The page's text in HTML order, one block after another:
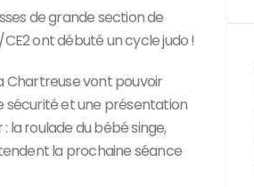
de grande section de
ont débuté un cycle judo !
Chartreuse vont pouvoir
sécurité et une présentation
roulade du bébé singe,
la prochaine séance